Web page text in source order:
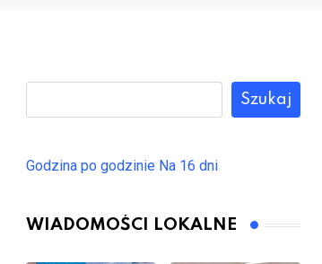
Szukaj
Godzina po godzinie Na 16 dni
WIADOMOŚCI LOKALNE